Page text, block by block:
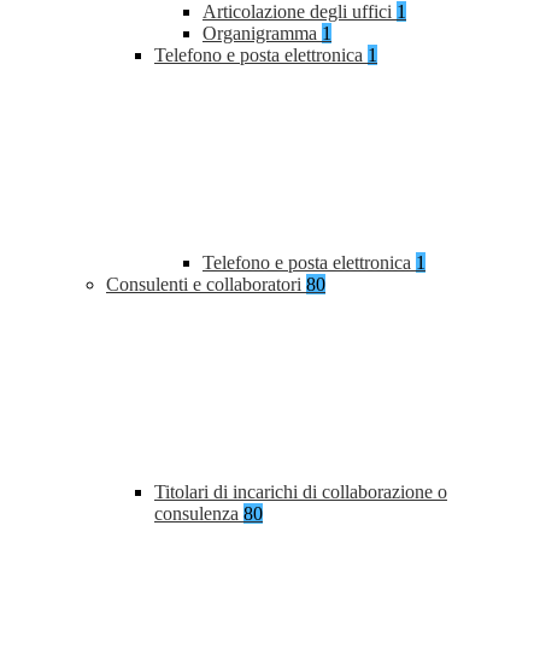
Articolazione degli uffici 1
Organigramma 1
Telefono e posta elettronica 1
Telefono e posta elettronica 1
Consulenti e collaboratori 80
Titolari di incarichi di collaborazione o
consulenza 80